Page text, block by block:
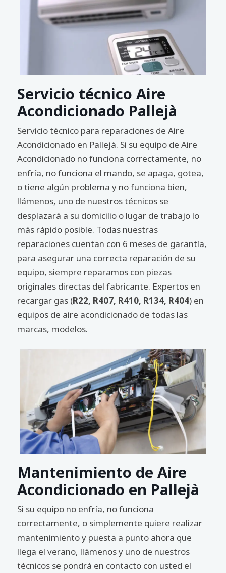
Servicio técnico Aire
Acondicionado Pallejà
Servicio técnico para reparaciones de Aire
Acondicionado en Pallejà. Si su equipo de Aire
Acondicionado no funciona correctamente, no
enfría, no funciona el mando, se apaga, gotea,
o tiene algún problema y no funciona bien,
llámenos, uno de nuestros técnicos se
desplazará a su domicilio o lugar de trabajo lo
más rápido posible. Todas nuestras
reparaciones cuentan con 6 meses de garantía,
para asegurar una correcta reparación de su
equipo, siempre reparamos con piezas
originales directas del fabricante. Expertos en
recargar gas (R22, R407, R410, R134, R404) en
equipos de aire acondicionado de todas las
marcas, modelos.
Mantenimiento de Aire
Acondicionado en Pallejà
Si su equipo no enfría, no funciona
correctamente, o simplemente quiere realizar
mantenimiento y puesta a punto ahora que
llega el verano, llámenos y uno de nuestros
técnicos se pondrá en contacto con usted el